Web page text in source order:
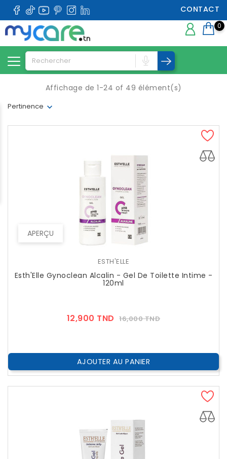
CONTACT
0
Pertinence
Affichage de 1-24 of 49 élément(s)
APERÇU
ESTH'ELLE
Esth'Elle Gynoclean Alcalin - Gel De Toilette Intime -
120ml
12,900 TND Prix
16,000 TNDPrix
AJOUTER AU PANIER